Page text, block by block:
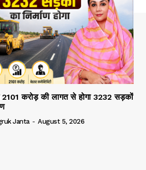
करोड़ की लागत से होगा 3232 सड़कों
Janta - August 5, 2026